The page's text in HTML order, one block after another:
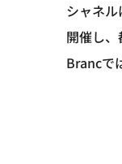
シャネ
開催し、
Brancで